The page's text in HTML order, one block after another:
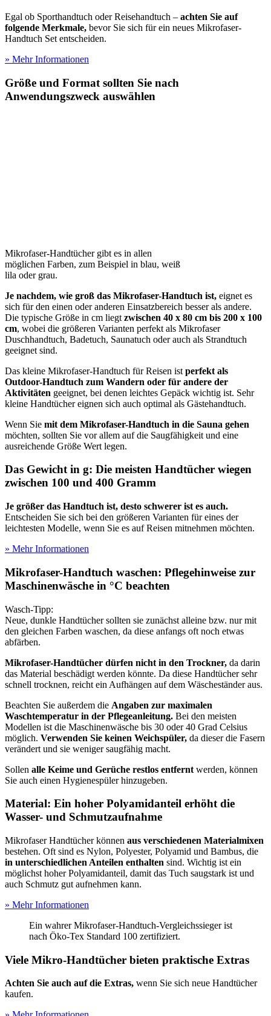
Egal ob Sporthandtuch oder Reisehandtuch – achten Sie auf
folgende Merkmale, bevor Sie sich für ein neues Mikrofaser-
Handtuch Set entscheiden.
» Mehr Informationen
Größe und Format sollten Sie nach
Anwendungszweck auswählen
Mikrofaser-Handtücher gibt es in allen
möglichen Farben, zum Beispiel in blau, weiß
lila oder grau.
Je nachdem, wie groß das Mikrofaser-Handtuch ist, eignet es
sich für den einen oder anderen Einsatzbereich besser als andere.
Die typische Größe in cm liegt zwischen 40 x 80 cm bis 200 x 100
cm, wobei die größeren Varianten perfekt als Mikrofaser
Duschhandtuch, Badetuch, Saunatuch oder auch als Strandtuch
geeignet sind.
Das kleine Mikrofaser-Handtuch für Reisen ist perfekt als
Outdoor-Handtuch zum Wandern oder für andere der
Aktivitäten geeignet, bei denen leichtes Gepäck wichtig ist. Sehr
kleine Handtücher eignen sich auch optimal als Gästehandtuch.
Wenn Sie mit dem Mikrofaser-Handtuch in die Sauna gehen
möchten, sollten Sie vor allem auf die Saugfähigkeit und eine
ausreichende Größe Wert legen.
Das Gewicht in g: Die meisten Handtücher wiegen
zwischen 100 und 400 Gramm
Je größer das Handtuch ist, desto schwerer ist es auch.
Entscheiden Sie sich bei den größeren Varianten für eines der
leichtesten Modelle, wenn Sie es auf Reisen mitnehmen möchten.
» Mehr Informationen
Mikrofaser-Handtuch waschen: Pflegehinweise zur
Maschinenwäsche in °C beachten
Wasch-Tipp:
Neue, dunkle Handtücher sollten sie zunächst alleine bzw. nur mit
den gleichen Farben waschen, da diese anfangs oft noch etwas
abfärben.
Mikrofaser-Handtücher dürfen nicht in den Trockner, da darin
das Material beschädigt werden könnte. Da diese Handtücher sehr
schnell trocknen, reicht ein Aufhängen auf dem Wäscheständer aus.
Beachten Sie außerdem die Angaben zur maximalen
Waschtemperatur in der Pflegeanleitung. Bei den meisten
Modellen ist die Maschinenwäsche bis 30 oder 40 Grad Celsius
möglich. Verwenden Sie keinen Weichspüler, da dieser die Fasern
verändert und sie weniger saugfähig macht.
Sollen alle Keime und Gerüche restlos entfernt werden, können
Sie auch einen Hygienespüler hinzugeben.
Material: Ein hoher Polyamidanteil erhöht die
Wasser- und Schmutzaufnahme
Mikrofaser Handtücher können aus verschiedenen Materialmixen
bestehen. Oft sind es Nylon, Polyester, Polyamid und Bambus, die
in unterschiedlichen Anteilen enthalten sind. Wichtig ist ein
möglichst hoher Polyamidanteil, damit das Tuch saugstark ist und
auch Schmutz gut aufnehmen kann.
» Mehr Informationen
Ein wahrer Mikrofaser-Handtuch-Vergleichssieger ist
nach Öko-Tex Stan­dard 100 zertifiziert.
Viele Mikro-Handtücher bieten praktische Extras
Achten Sie auch auf die Extras, wenn Sie sich neue Handtücher
kaufen.